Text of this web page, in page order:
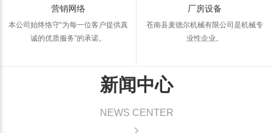
营销网络
本公司始终恪守“为每一位客户提供真
诚的优质服务”的承诺。
厂房设备
苍南县麦德尔机械有限公司是机械专
业性企业。
新闻中心
NEWS CENTER